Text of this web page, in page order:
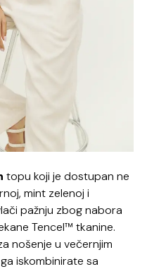
topu koji je dostupan ne
mint zelenoj i
pažnju zbog nabora
Tencel™ tkanine.
nošenje u večernjim
iskombinirate sa